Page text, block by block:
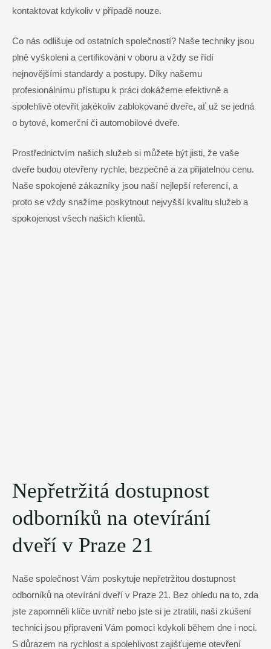
kontaktovat kdykoliv v případě nouze.
Co nás odlišuje od ostatních společností? Naše techniky jsou
plně vyškoleni a certifikováni v oboru a vždy se řídí
nejnovějšími standardy a postupy. Díky našemu
profesionálnímu přístupu k práci dokážeme efektivně a
spolehlivě otevřít jakékoliv zablokované dveře, ať už se jedná
o bytové, komerční či automobilové dveře.
Prostřednictvím našich služeb si můžete být jisti, že vaše
dveře budou otevřeny rychle, bezpečně a za přijatelnou cenu.
Naše spokojené zákazníky jsou naší nejlepší referencí, a
proto se vždy snažíme poskytnout nejvyšší kvalitu služeb a
spokojenost všech našich klientů.
Nepřetržitá dostupnost
odborníků na otevírání
dveří v Praze 21
Naše společnost Vám poskytuje nepřetržitou dostupnost
odborníků na otevírání dveří v Praze 21. Bez ohledu na to, zda
jste zapomněli klíče uvnitř nebo jste si je ztratili, naši zkušení
technici jsou připraveni Vám pomoci kdykoli během dne i noci.
S důrazem na rychlost a spolehlivost zajišťujeme otevření